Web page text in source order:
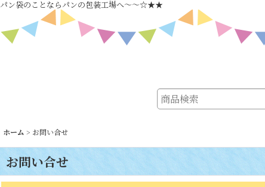
パン袋のことならパンの包装工場へ～～☆★★
ホーム > お問い合せ
お問い合せ